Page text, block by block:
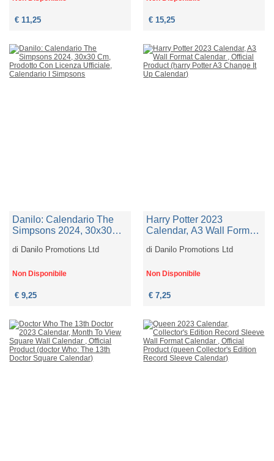
€ 11,25 € 15,25
Danilo: Calendario The
Simpsons 2024, 30x30
Ufficiale, Calendario I
di Danilo Promotions Ltd
Non Disponibile
€ 9,25
Harry Potter 2023
Calendar, A3 Wall Format
(harry Potter A3 Change It
di Danilo Promotions Ltd
Non Disponibile
€ 7,25